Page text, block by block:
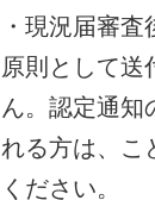
・現況届審
原則として送
ん。認定通知
れる方は、こ
ください。